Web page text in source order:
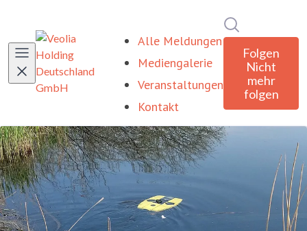
Alle Meldungen
Mediengalerie
Veranstaltungen
Kontakt
Folgen
Nicht
mehr
folgen